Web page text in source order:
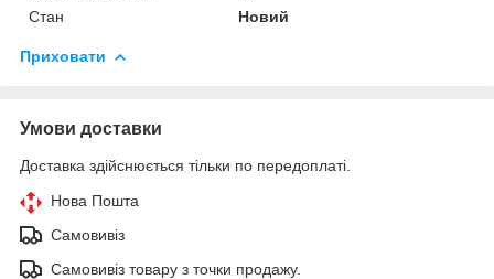
Стан
Новий
Приховати
Умови доставки
Доставка здійснюється тільки по передоплаті.
Нова Пошта
Самовивіз
Самовивіз товару з точки продажу.